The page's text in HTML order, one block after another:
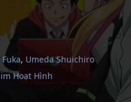
, Umeda Shuichiro
Hoạt Hình